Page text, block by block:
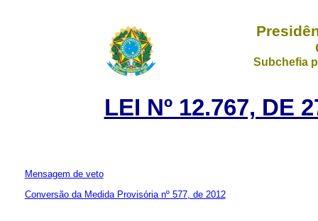
Subchefia
LEI Nº 12.767, DE
Mensagem de veto
Conversão da Medida Provisória nº 577, de 2012